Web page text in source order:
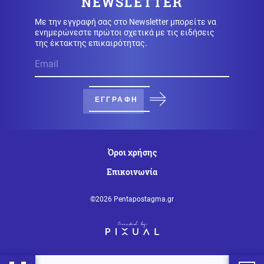
09.08.2026 - 14:00
«ΩΣ ΕΔΩ» είπε ο Πούτιν για την επέκταση της
τουρκικής επιρροής στην «αυλή» της Ρωσίας
09.08.2026 - 13:47
Δύο συλλήψεις για παράνομη μεταφορά μεταναστών
σε Έβρο και Ροδόπη
09.08.2026 - 13:36
Σοκαριστικό περιστατικό απάτης στη Λάρισα που
εγείρει νέα ερωτήματα: Κλωνοποίησαν με AI τη φωνή
09.08.2026 - 13:33
Ενώ ο Πούτιν "ετοιμάζει επίθεση" σε κράτος του ΝΑΤΟ
αμερικανικών όπλων στην Ουκρανία
Με την εγγραφή σας στο Newsletter μπορείτε να
ενημερώνεστε πρώτοι σχετικά με τις ειδήσεις
της έκτακτης επικαιρότητας.
ΕΓΓΡΑΦΗ
Όροι χρήσης
Επικοινωνία
©2026 Pentapostagma.gr